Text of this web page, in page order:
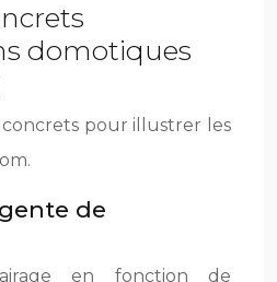
domotiques
concrets pour illustrer les
de
en fonction de